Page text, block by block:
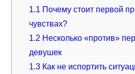
1.1 Почему стоит первой
чувствах?
1.2 Несколько «против»
девушек
1.3Как не испортить